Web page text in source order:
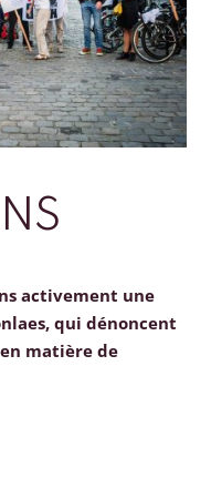
activement une
qui dénoncent
matière de